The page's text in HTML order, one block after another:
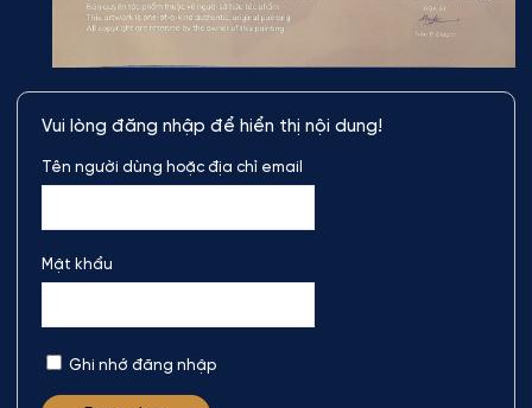
Vui lòng đăng nhập để hiển thị nội dung!
Tên người dùng hoặc địa chỉ email
Mật khẩu
Ghi nhớ đăng nhập